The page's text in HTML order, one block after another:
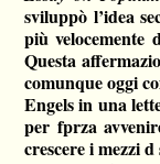
sviluppò l’idea
più velocemente
Questa
comunque oggi
Engels in una
per fprza
crescere i mezzi d